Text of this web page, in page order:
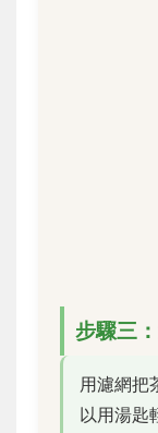
步驟三
用濾網把
以用湯匙